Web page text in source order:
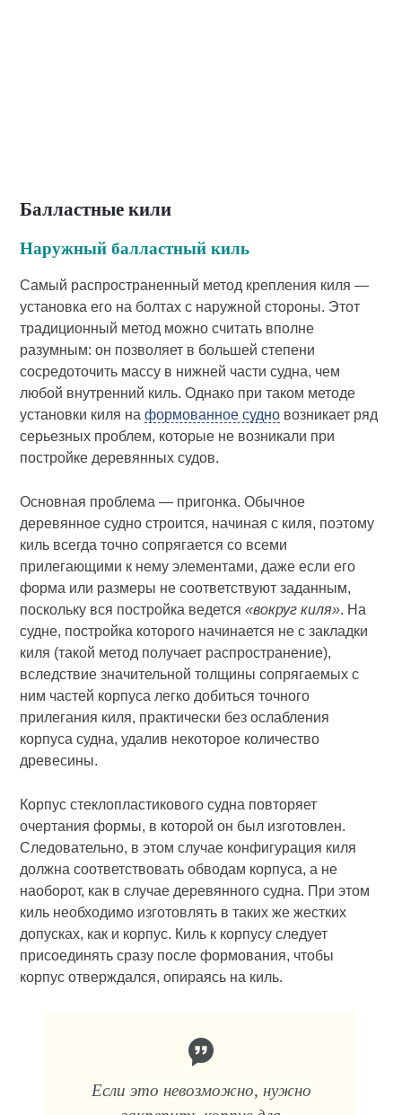
Балластные кили
Наружный балластный киль
Самый распространенный метод крепления киля —
установка его на болтах с наружной стороны. Этот
традиционный метод можно считать вполне
разумным: он позволяет в большей степени
сосредоточить массу в нижней части судна, чем
любой внутренний киль. Однако при таком методе
установки киля наформованное судно возникает ряд
серьезных проблем, которые не возникали при
постройке деревянных судов.
Основная проблема — пригонка. Обычное
деревянное судно строится, начиная с киля, поэтому
киль всегда точно сопрягается со всеми
прилегающими к нему элементами, даже если его
форма или размеры не соответствуют заданным,
поскольку вся постройка ведется«вокруг киля». На
судне, постройка которого начинается не с закладки
киля (такой метод получает распространение),
вследствие значительной толщины сопрягаемых с
ним частей корпуса легко добиться точного
прилегания киля, практически без ослабления
корпуса судна, удалив некоторое количество
древесины.
Корпус стеклопластикового судна повторяет
очертания формы, в которой он был изготовлен.
Следовательно, в этом случае конфигурация киля
должна соответствовать обводам корпуса, а не
наоборот, как в случае деревянного судна. При этом
киль необходимо изготовлять в таких же жестких
допусках, как и корпус. Киль к корпусу следует
присоединять сразу после формования, чтобы
корпус отверждался, опираясь на киль.
Если это невозможно, нужно